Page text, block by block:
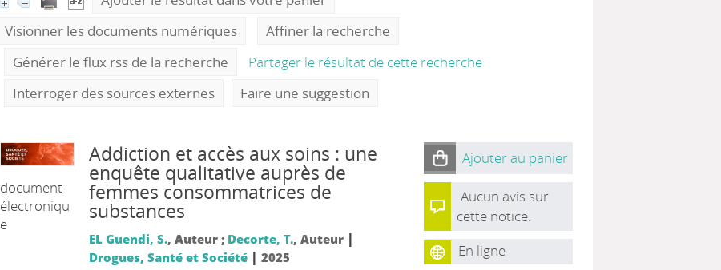
Visionner les documents numériques
Affiner la recherche
Générer le flux rss de la recherche
Partager le résultat de cette recherche
Interroger des sources externes
Faire une suggestion
document
électroniqu
e
Addiction et accès aux soins : une
enquête qualitative auprès de
femmes consommatrices de
substances
EL Guendi, S., Auteur ; Decorte, T., Auteur |
Drogues, Santé et Société| 2025
Ajouter au panier
Aucun avis sur
cette notice.
En ligne